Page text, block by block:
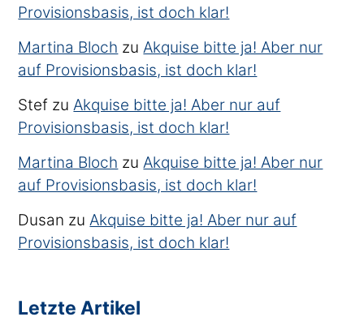
Provisionsbasis, ist doch klar!
Martina Bloch zuAkquise bitte ja! Aber nur
auf Provisionsbasis, ist doch klar!
Stef zuAkquise bitte ja! Aber nur auf
Provisionsbasis, ist doch klar!
Martina Bloch zuAkquise bitte ja! Aber nur
auf Provisionsbasis, ist doch klar!
Dusan zuAkquise bitte ja! Aber nur auf
Provisionsbasis, ist doch klar!
Letzte Artikel